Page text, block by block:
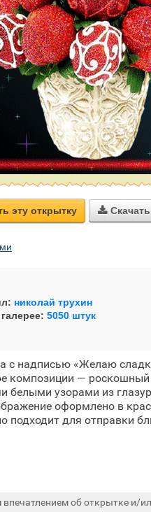
эту открытку  Скачать
николай трухин
5050 штук
с надписью «Желаю
композиции — роскошный
белыми узорами из
оформлено в
подходит для отправки
об открытке и/